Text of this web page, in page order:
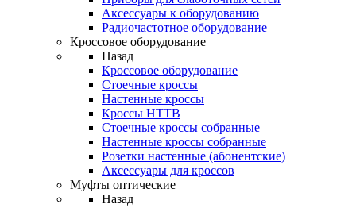
Аксессуары к оборудованию
Радиочастотное оборудование
Кроссовое оборудование
Назад
Кроссовое оборудование
Стоечные кроссы
Настенные кроссы
Кроссы HTTB
Стоечные кроссы собранные
Настенные кроссы собранные
Розетки настенные (абонентские)
Аксессуары для кроссов
Муфты оптические
Назад